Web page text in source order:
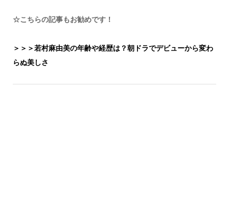
☆こちらの記事もお勧めです！
＞＞＞若村麻由美の年齢や経歴は？朝ドラでデビューから変わ
らぬ美しさ